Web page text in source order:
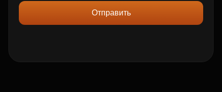
Отправить